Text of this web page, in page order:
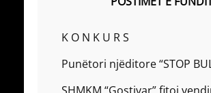
K O N K U R S
Punëtori njëditore “STOP